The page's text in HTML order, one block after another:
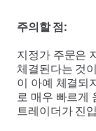
주의할 점:
지정가 주문은
체결된다는 것
이 아예 체결되
로 매우 빠르게
트레이더가 진